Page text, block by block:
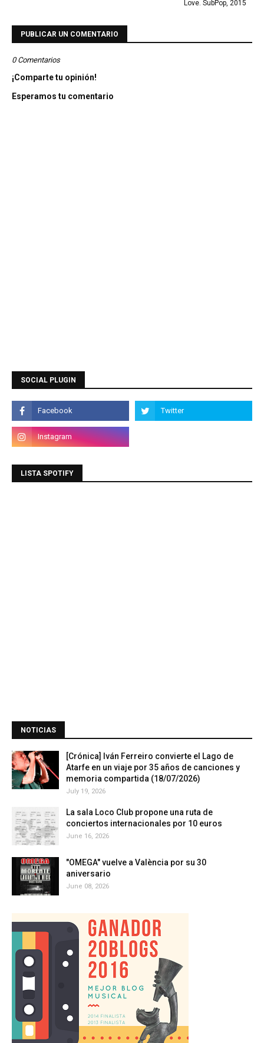
Love. SubPop, 2015
PUBLICAR UN COMENTARIO
0 Comentarios
¡Comparte tu opinión!
Esperamos tu comentario
SOCIAL PLUGIN
LISTA SPOTIFY
NOTICIAS
[Crónica] Iván Ferreiro convierte el Lago de
Atarfe en un viaje por 35 años de canciones y
memoria compartida (18/07/2026)
July 19, 2026
La sala Loco Club propone una ruta de
conciertos internacionales por 10 euros
June 16, 2026
"OMEGA" vuelve a València por su 30
aniversario
June 08, 2026